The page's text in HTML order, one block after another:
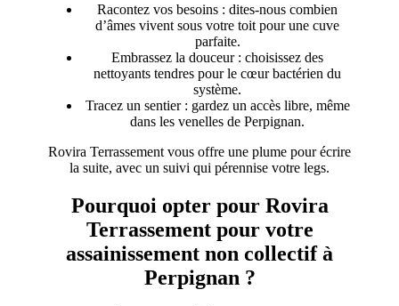
Racontez vos besoins : dites-nous combien
d’âmes vivent sous votre toit pour une cuve
parfaite.
Embrassez la douceur : choisissez des
nettoyants tendres pour le cœur bactérien du
système.
Tracez un sentier : gardez un accès libre, même
dans les venelles de Perpignan.
Rovira Terrassement vous offre une plume pour écrire
la suite, avec un suivi qui pérennise votre legs.
Pourquoi opter pour Rovira
Terrassement pour votre
assainissement non collectif à
Perpignan ?